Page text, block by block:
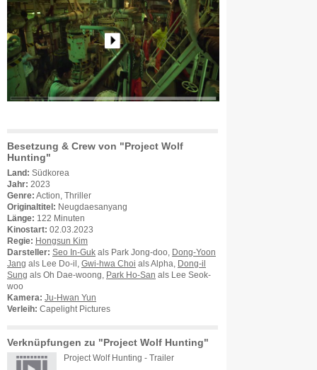
Besetzung & Crew von "Project Wolf
Hunting"
Land: Südkorea
Jahr: 2023
Genre: Action, Thriller
Originaltitel: Neugdaesanyang
Länge: 122 Minuten
Kinostart: 02.03.2023
Regie: Hongsun Kim
Darsteller: Seo In-Guk als Park Jong-doo,
Dong-Yoon
Jang als Lee Do-il, Gwi-hwa Choi als Alpha,
Dong-il
Sung als Oh Dae-woong, Park Ho-San als Lee Seok-
woo
Kamera: Ju-Hwan Yun
Verleih: Capelight Pictures
Verknüpfungen zu "Project Wolf Hunting"
Project Wolf Hunting - Trailer